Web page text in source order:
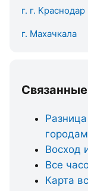
г. г. Краснодар
г. Махачкала
Восход
Все
Карта